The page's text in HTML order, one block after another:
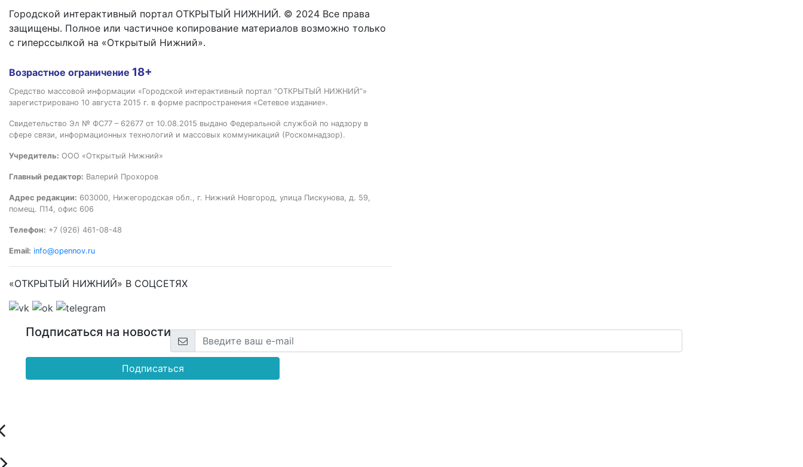
Городской интерактивный портал ОТКРЫТЫЙ НИЖНИЙ. © 2024 Все права
защищены. Полное или частичное копирование материалов возможно только
с гиперссылкой на «Открытый Нижний».
Возрастное ограничение 18+
Средство массовой информации «Городской интерактивный портал “ОТКРЫТЫЙ НИЖНИЙ”»
зарегистрировано 10 августа 2015 г. в форме распространения «Сетевое издание».
Свидетельство Эл № ФС77 – 62677 от 10.08.2015 выдано Федеральной службой по надзору в
сфере связи, информационных технологий и массовых коммуникаций (Роскомнадзор).
Учредитель: ООО «Открытый Нижний»
Главный редактор: Валерий Прохоров
Адрес редакции: 603000, Нижегородская обл., г. Нижний Новгород, улица Пискунова, д. 59,
помещ. П14, офис 606
Телефон: +7 (926) 461-08-48
Email: info@opennov.ru
«ОТКРЫТЫЙ НИЖНИЙ» В СОЦСЕТЯХ
Подписаться на новости
Подписаться